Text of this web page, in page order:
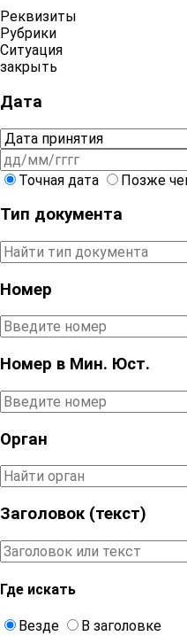
Реквизиты
Рубрики
Ситуация
закрыть
Дата
Точная дата Позже
Тип документа
Номер
Номер в Мин. Юст.
Орган
Заголовок (текст)
Где искать
Везде В заголовке